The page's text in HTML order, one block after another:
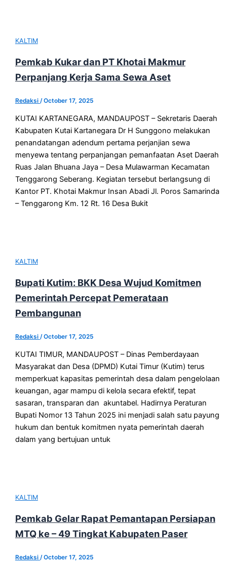
KALTIM
Pemkab Kukar dan PT Khotai Makmur
Perpanjang Kerja Sama Sewa Aset
Redaksi /October 17, 2025
KUTAI KARTANEGARA, MANDAUPOST – Sekretaris Daerah
Kabupaten Kutai Kartanegara Dr H Sunggono melakukan
penandatangan adendum pertama perjanjian sewa
menyewa tentang perpanjangan pemanfaatan Aset Daerah
Ruas Jalan Bhuana Jaya – Desa Mulawarman Kecamatan
Tenggarong Seberang. Kegiatan tersebut berlangsung di
Kantor PT. Khotai Makmur Insan Abadi Jl. Poros Samarinda
– Tenggarong Km. 12 Rt. 16 Desa Bukit
KALTIM
Bupati Kutim: BKK Desa Wujud Komitmen
Pemerintah Percepat Pemerataan
Pembangunan
Redaksi /October 17, 2025
KUTAI TIMUR, MANDAUPOST – Dinas Pemberdayaan
Masyarakat dan Desa (DPMD) Kutai Timur (Kutim) terus
memperkuat kapasitas pemerintah desa dalam pengelolaan
keuangan, agar mampu di kelola secara efektif, tepat
sasaran, transparan dan akuntabel. Hadirnya Peraturan
Bupati Nomor 13 Tahun 2025 ini menjadi salah satu payung
hukum dan bentuk komitmen nyata pemerintah daerah
dalam yang bertujuan untuk
KALTIM
Pemkab Gelar Rapat Pemantapan Persiapan
MTQ ke – 49 Tingkat Kabupaten Paser
Redaksi /October 17, 2025